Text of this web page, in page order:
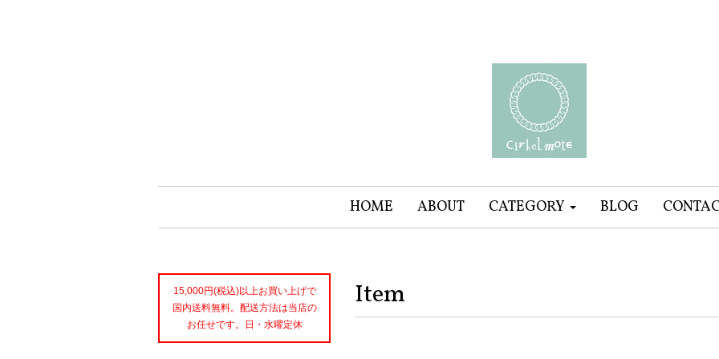
HOME ABOUT CATEGORY BLOG
Item
15,000円(税込)以上お買い上げで
国内送料無料。配送方法は当店の
お任せです。日・水曜定休